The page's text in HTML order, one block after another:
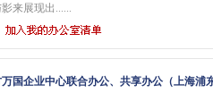
来展现出......
国企业中心联合办公、共享办公（上海浦